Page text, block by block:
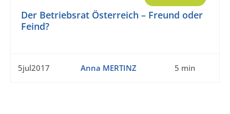
Der Betriebsrat Österreich – Freund oder
Feind?
5jul2017 Anna MERTINZ 5 min